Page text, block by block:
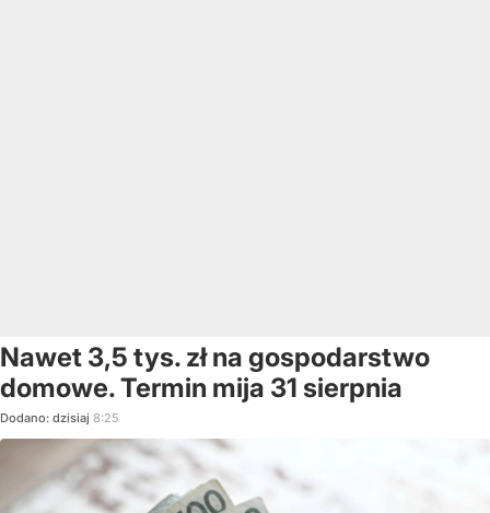
Nawet 3,5 tys. zł na gospodarstwo
domowe. Termin mija 31 sierpnia
Dodano: dzisiaj 8:25